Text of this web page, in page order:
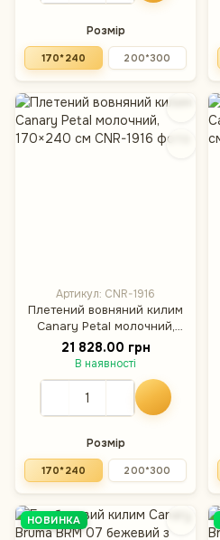
Розмір
170*240 200*300
Артикул: CNR-1916
Плетений вовняний килим
Canary Petal молочний,
170×240 см
21 828.00 грн
В наявності
Розмір
170*240 200*300
НОВИНКА